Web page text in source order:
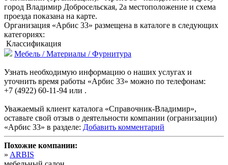
город Владимир Добросельская, 2а местоположение и схема
проезда показана на карте.
Организация «Арбис 33» размещена в каталоге в следующих
категориях:
Классификация
Мебель / Материалы / Фурнитура
Узнать необходимую информацию о наших услугах и
уточнить время работы «Арбис 33» можно по телефонам:
+7 (4922) 60-11-94 или .
Уважаемый клиент каталога «Справочник-Владимир»,
оставьте свой отзыв о деятельности компании (огранизации)
«Арбис 33» в разделе: Добавить комментарий
Похожие компании:
» ARBIS